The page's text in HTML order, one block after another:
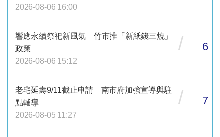
2026-08-06 16:00
響應永續祭祀新風氣 竹市推「新紙錢三燒」
政策
2026-08-06 15:12
/ 6
老宅延壽9/11截止申請 南市府加強宣導與駐
點輔導
2026-08-05 11:27
/ 7